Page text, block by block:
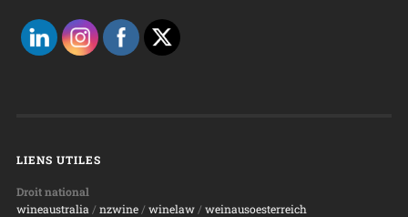
LIENS UTILES
Droit national
wineaustralia / nzwine/ winelaw/ weinausoesterreich